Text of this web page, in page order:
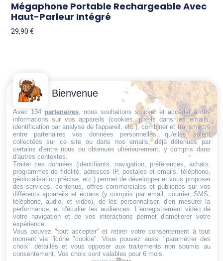
Mégaphone Portable Rechargeable Avec
Haut-Parleur Intégré
29,90€
Trouvez ce qu'il vous faut,
au bon endroit
Conditions
générales
de vente
Politique de
cookies
Politique de
confidentialité
Mentions
légales
Conditions de
retour et de
remboursement
Droit de
rétractation
Contactez-
Nous
Email:
dt@sasbms.fr
Bienvenue
Avec 134 partenaires, nous souhaitons stocker et accéder à des
informations sur vos appareils (cookies, pixels dans les emails,
identification par analyse de l'appareil, etc.), combiner et transmettre
entre partenaires vos données personnelles, qu'elles soient
collectées sur ce site ou dans nos emails, déjà détenues par
certains d'entre nous ou obtenues ultérieurement, y compris dans
d'autres contextes.
Traiter ces données (identifiants, navigation, préférences, achats,
programmes de fidélité, adresses IP, postales et emails, téléphone,
géolocalisation précise, etc.) permet de développer et vous proposer
des services, contenus, offres commerciales et publicités sur vos
différents appareils et écrans (y compris par email, courrier, SMS,
téléphone, audio, et vidéo), de les personnaliser, d'en mesurer la
performance, et d'étudier les audiences. L'enregistrement vidéo de
votre navigation et de vos interactions permet d'améliorer votre
expérience.
Vous pouvez "tout accepter" et retirer votre consentement à tout
moment via l'icône "cookie" . Vous pouvez aussi "paramétrer des
choix" détaillés et vous opposer aux traitements non soumis au
consentement. Vos choix sont valables pour 6 mois.